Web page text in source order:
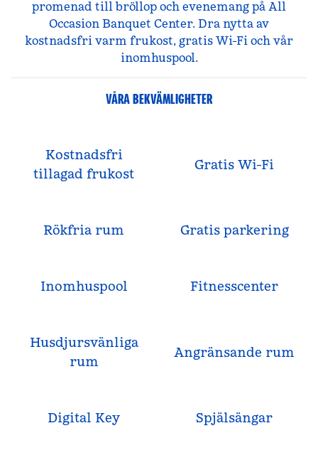
promenad till bröllop och evenemang på All
Occasion Banquet Center. Dra nytta av
kostnadsfri varm frukost, gratis Wi-Fi och vår
inomhuspool.
VÅRA BEKVÄMLIGHETER
Kostnadsfri
tillagad frukost
Gratis Wi-Fi
Rökfria rum Gratis parkering
Inomhuspool Fitnesscenter
Husdjursvänliga
rum
Angränsande rum
Digital Key Spjälsängar